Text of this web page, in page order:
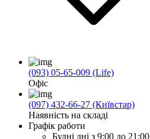
(093) 05-65-009 (Life)
Офіс
(097) 432-66-27 (Київстар)
Наявність на складі
Графік работи
Будні дні з 9:00 до 21:00